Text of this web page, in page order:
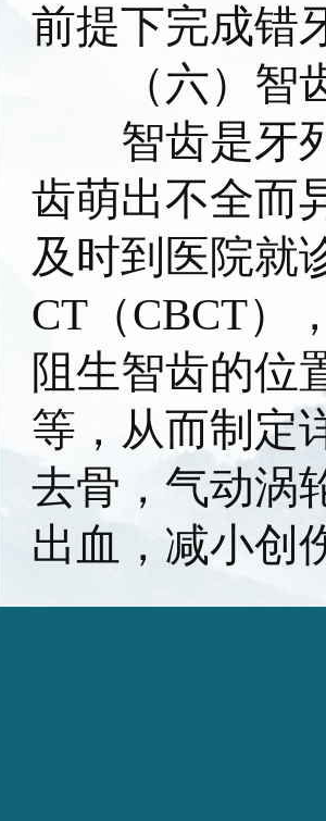
前提下完成错
（六）智
智齿是牙
齿萌出不全而
及时到医院就
CT（CBCT）
阻生智齿的位
等，从而制定
去骨，气动涡
出血，减小创